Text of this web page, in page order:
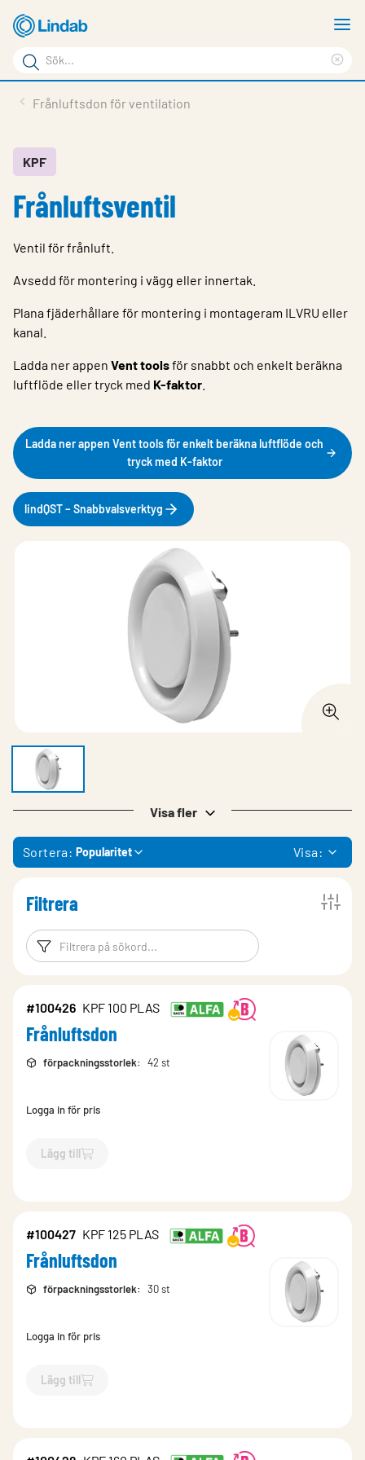
Hoppa
till
huvudinnehållet
Sökord
Sök
på
Service & Support
Hållbarhet
Choose languge
Sweden
Frånluftsdon för ventilation
KPF
Frånluftsventil
Ventil för frånluft.
Avsedd för montering i vägg eller innertak.
Plana fjäderhållare för montering i montageram ILVRU eller
kanal.
Ladda ner appen Vent toolsför snabbt och enkelt beräkna
luftflöde eller tryck med K-faktor
Ladda ner appen Vent tools för enkelt beräkna luftflöde och
tryck med K-faktor
lindQST – Snabbvalsverktyg
Visa fler
Sortera: Popularitet Visa:
Filtrera
Filtreringsord Filtrera
#100426 KPF 100 PLAS
Frånluftsdon
förpackningsstorlek: 42 st
Logga in för pris
Lägg till
`$Lägg till
#100427 KPF 125 PLAS
Frånluftsdon
förpackningsstorlek: 30 st
Logga in för pris
Lägg till
`$Lägg till